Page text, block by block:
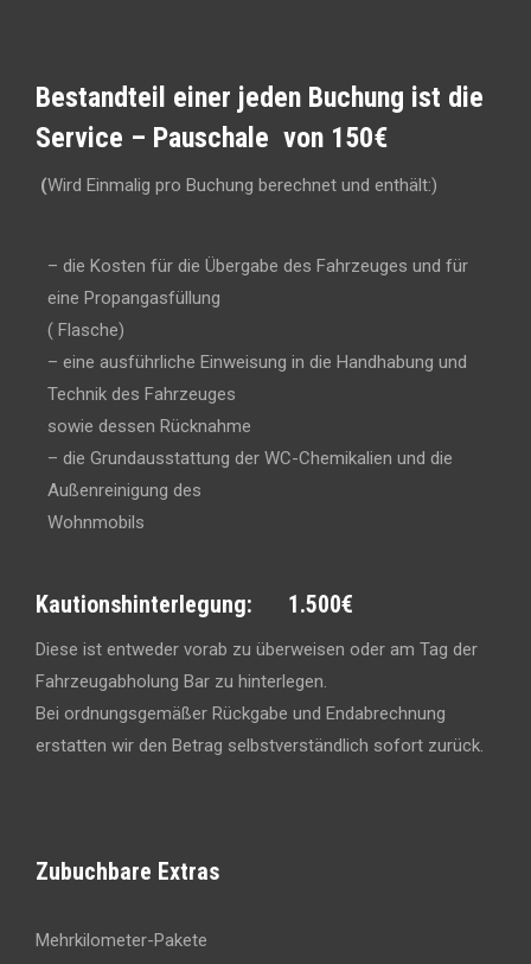
Bestandteil einer jeden Buchung ist die
Service – Pauschale von 150€
(Wird Einmalig pro Buchung berechnet und enthält:)
– die Kosten für die Übergabe des Fahrzeuges und für
eine Propangasfüllung
( Flasche)
– eine ausführliche Einweisung in die Handhabung und
Technik des Fahrzeuges
sowie dessen Rücknahme
– die Grundausstattung der WC-Chemikalien und die
Außenreinigung des
Wohnmobils
Kautionshinterlegung: 1.500€
Diese ist entweder vorab zu überweisen oder am Tag der
Fahrzeugabholung Bar zu hinterlegen.
Bei ordnungsgemäßer Rückgabe und Endabrechnung
erstatten wir den Betrag selbstverständlich sofort zurück.
Zubuchbare Extras
Mehrkilometer-Pakete